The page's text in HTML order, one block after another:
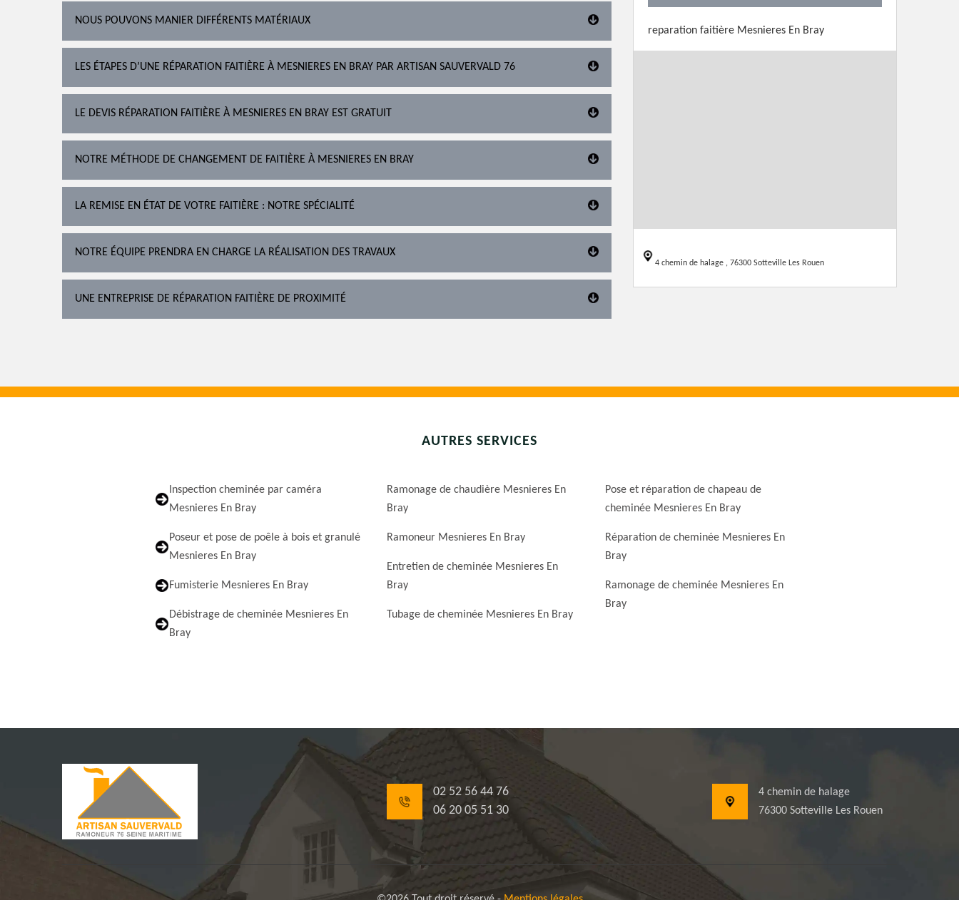
NOUS POUVONS MANIER DIFFÉRENTS MATÉRIAUX
LES ÉTAPES D’UNE RÉPARATION FAITIÈRE À MESNIERES EN BRAY PAR ARTISAN SAUVERVALD 76
LE DEVIS RÉPARATION FAITIÈRE À MESNIERES EN BRAY EST GRATUIT
NOTRE MÉTHODE DE CHANGEMENT DE FAITIÈRE À MESNIERES EN BRAY
LA REMISE EN ÉTAT DE VOTRE FAITIÈRE : NOTRE SPÉCIALITÉ
NOTRE ÉQUIPE PRENDRA EN CHARGE LA RÉALISATION DES TRAVAUX
UNE ENTREPRISE DE RÉPARATION FAITIÈRE DE PROXIMITÉ
reparation faitière Mesnieres En Bray
4 chemin de halage , 76300 Sotteville Les Rouen
AUTRES SERVICES
Inspection cheminée par caméra
Mesnieres En Bray
Poseur et pose de poêle à bois et granulé
Mesnieres En Bray
Fumisterie Mesnieres En Bray
Débistrage de cheminée Mesnieres En
Bray
Ramonage de chaudière Mesnieres En
Bray
Ramoneur Mesnieres En Bray
Entretien de cheminée Mesnieres En
Bray
Tubage de cheminée Mesnieres En Bray
Pose et réparation de chapeau de
cheminée Mesnieres En Bray
Réparation de cheminée Mesnieres En
Bray
Ramonage de cheminée Mesnieres En
Bray
02 52 56 44 76
06 20 05 51 30
4 chemin de halage
76300 Sotteville Les Rouen